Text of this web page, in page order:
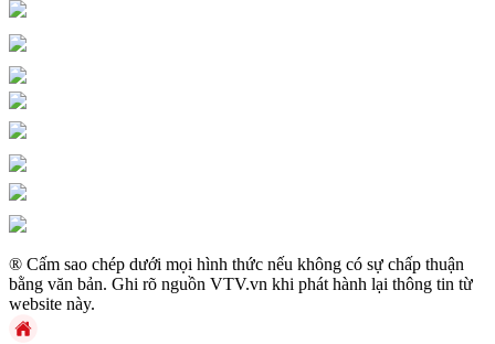
® Cấm sao chép dưới mọi hình thức nếu không có sự chấp thuận
bằng văn bản. Ghi rõ nguồn VTV.vn khi phát hành lại thông tin từ
website này.